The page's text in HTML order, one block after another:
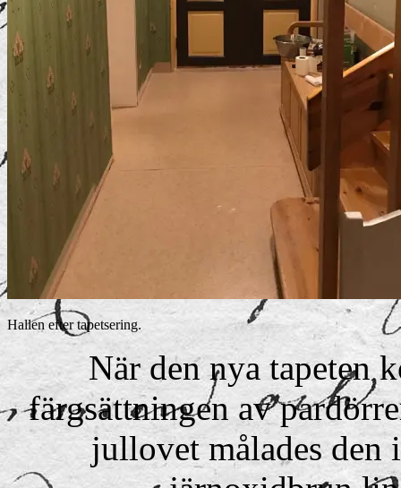
Hallen efter tapetsering.
När den nya tapeten
färgsättningen av
jullovet målades den